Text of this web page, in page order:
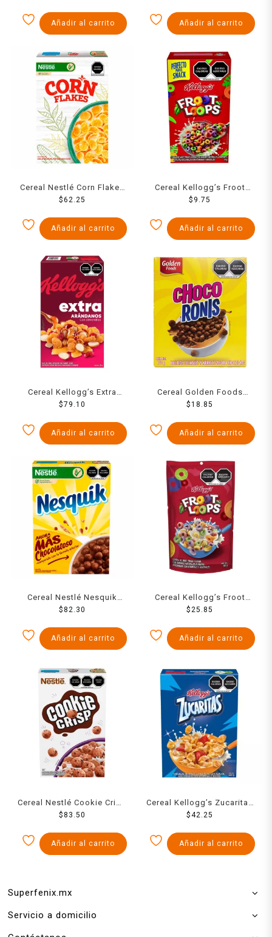
Añadir al carrito Añadir al carrito
Cereal Nestlé Corn Flakes
sin Gluten 500g
$62.25
Añadir al carrito
Cereal Kellogg’s Froot
Loops sabor a frutas 25 g
$ 9.75
Añadir al carrito
Cereal Kellogg’s Extra
sabor arándanos con
$79.10
Añadir al carrito
Cereal Golden Foods
Choco Ronis 150 g
$18.85
Añadir al carrito
Cereal Nestlé Nesquik
sabor chocolate 620 g
$ 82.30
Añadir al carrito
Cereal Kellogg’s Froot
Loops Ekonobolsa 90 g
$25.85
Añadir al carrito
Cereal Nestlé Cookie Crisp
480 g
$ 83.50
Añadir al carrito
Cereal Kellogg’s Zucaritas
260 g
$42.25
Añadir al carrito
Superfenix.mx
Servicio a domicilio